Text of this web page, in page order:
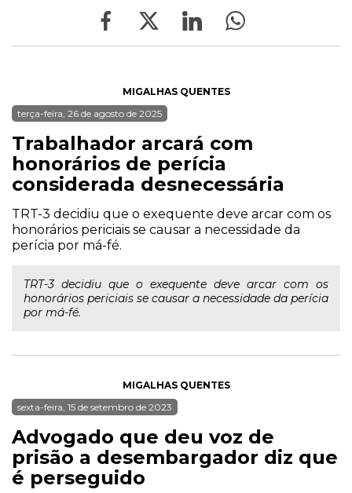
MIGALHAS QUENTES
terça-feira, 26 de agosto de 2025
Trabalhador arcará com
honorários de perícia
considerada desnecessária
TRT-3 decidiu que o exequente deve arcar com os
honorários periciais se causar a necessidade da
perícia por má-fé.
TRT-3 decidiu que o exequente deve arcar com os
honorários periciais se causar a necessidade da perícia
por má-fé.
MIGALHAS QUENTES
sexta-feira, 15 de setembro de 2023
Advogado que deu voz de
prisão a desembargador diz que
é perseguido